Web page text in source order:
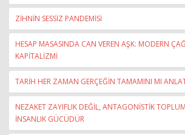
ZİHNİN SESSİZ PANDEMİSİ
HESAP MASASINDA CAN VEREN AŞK: MODERN
KAPİTALİZMİ
TARİH HER ZAMAN GERÇEĞİN TAMAMINI MI
NEZAKET ZAYIFLIK DEĞİL, ANTAGONİSTİK
İNSANLIK GÜCÜDÜR